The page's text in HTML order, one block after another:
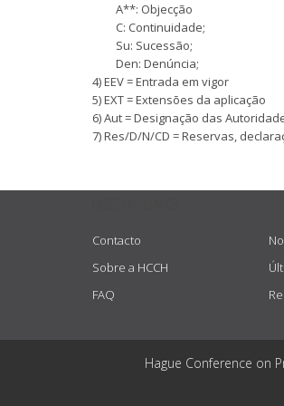
A**: Objecção
C: Continuidade;
Su: Sucessão;
Den: Denúncia;
4) EEV = Entrada em vigor
5) EXT = Extensões da aplicação
6) Aut = Designação das
7) Res/D/N/CD = Reservas,
Contacto
Sobre a HCCH
FAQ
Hague Conference on